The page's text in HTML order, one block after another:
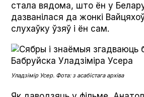
стала вядома, што ён у
дазванілася да жонкі
слухаўку ўзяў і ён сам.
Уладзімір Усер. Фота: з асабістага архіва